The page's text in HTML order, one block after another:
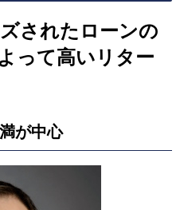
されたローンの
って高いリター
が中心